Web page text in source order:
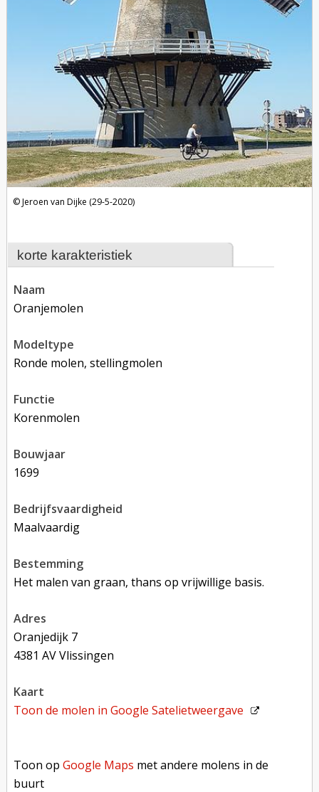
korte karakteristiek
naam
Oranjemolen
modeltype
Ronde molen, stellingmolen
functie
korenmolen
bouwjaar
1699
bedrijfsvaardigheid
Maalvaardig
bestemming
Het malen van graan, thans op vrijwillige basis.
adres
Oranjedijk 7
4381 AV Vlissingen
kaart
Toon de molen inGoogle Satelietweergave
Toon opGoogle Maps met andere molens in de
buurt
Jeroen van Dijke (29-5-2020)